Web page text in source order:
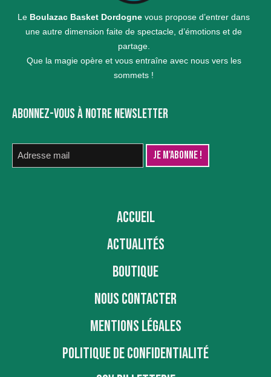
Le Boulazac Basket Dordogne vous propose d’entrer dans
une autre dimension faite de spectacle, d’émotions et de
partage.
Que la magie opère et vous entraîne avec nous vers les
sommets !
ABONNEZ-VOUS À NOTRE NEWSLETTER
ACCUEIL
ACTUALITÉS
BOUTIQUE
NOUS CONTACTER
MENTIONS LÉGALES
POLITIQUE DE CONFIDENTIALITÉ